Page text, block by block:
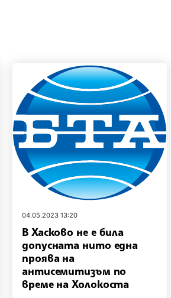
04.05.2023 13:20
В Хасково не е била
допусната нито една
проява на
антисемитизъм по
време на Холокоста